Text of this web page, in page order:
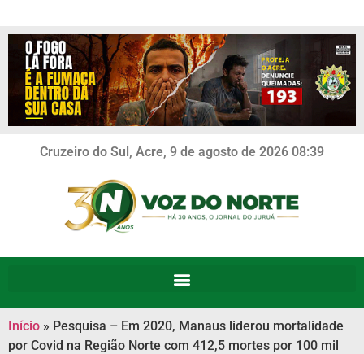
Cruzeiro do Sul, Acre, 9 de agosto de 2026 08:39
Início » Pesquisa – Em 2020, Manaus liderou mortalidade
por Covid na Região Norte com 412,5 mortes por 100 mil